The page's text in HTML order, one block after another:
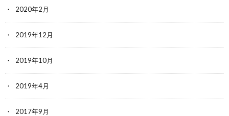
2020年2月
2019年12月
2019年10月
2019年4月
2017年9月